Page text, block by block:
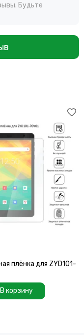
Будьте
плёнка для ZYD101-
В корзину